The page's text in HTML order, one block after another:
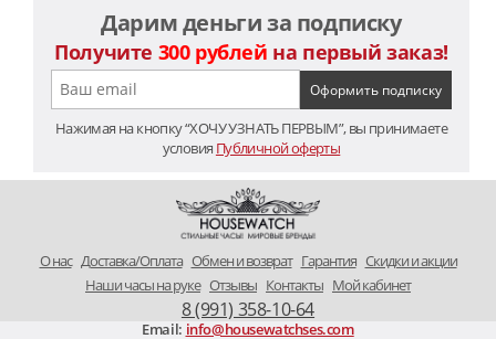
Дарим деньги за подписку
Получите 300 рублей на первый заказ!
Нажимая на кнопку “ХОЧУ УЗНАТЬ ПЕРВЫМ”, вы принимаете
условия Публичной оферты
O нас Доставка/Оплата Обмен и возврат Гарантия Скидки и акции
Наши часы на руке Отзывы Контакты Мой кабинет
8 (991) 358-10-64
Email: info@housewatchses.com